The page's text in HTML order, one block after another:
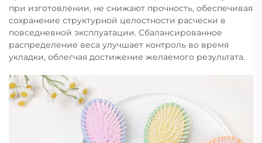
при изготовлении, не снижают прочность, обеспечивая
сохранение структурной целостности расчески в
повседневной эксплуатации. Сбалансированное
распределение веса улучшает контроль во время
укладки, облегчая достижение желаемого результата.